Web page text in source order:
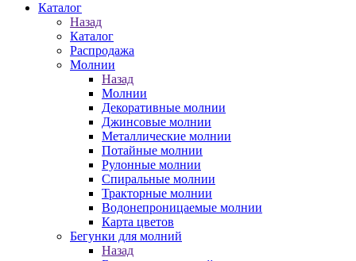
Каталог
Назад
Каталог
Распродажа
Молнии
Назад
Молнии
Декоративные молнии
Джинсовые молнии
Металлические молнии
Потайные молнии
Рулонные молнии
Спиральные молнии
Тракторные молнии
Водонепроницаемые молнии
Карта цветов
Бегунки для молний
Назад